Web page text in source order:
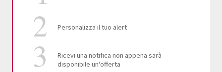
Personalizza il tuo alert
Ricevi una notifica non appena sarà
disponibile un'offerta